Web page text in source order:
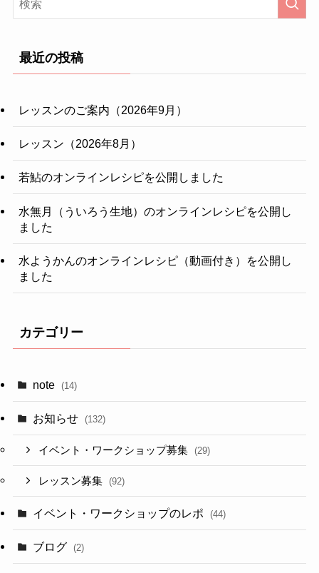
最近の投稿
レッスンのご案内（2026年9月）
レッスン（2026年8月）
若鮎のオンラインレシピを公開しました
水無月（ういろう生地）のオンラインレシピを公開し
ました
水ようかんのオンラインレシピ（動画付き）を公開し
ました
カテゴリー
note (14)
お知らせ (132)
イベント・ワークショップ募集 (29)
レッスン募集 (92)
イベント・ワークショップのレポ (44)
ブログ (2)